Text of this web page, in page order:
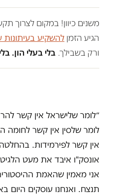
משנים כיוון! במקום לצרוך
הגיע הזמן להשקיע
ורק בשבילך. בלי בעלי הון.
״לומר שלישראל אין קשר
לומר שלסין אין קשר לחומה
אין קשר לפירמידות.
אונסק"ו איבד את מעט
אני מאמין שהאמת
תנצח. ואנחנו עוסקים היום